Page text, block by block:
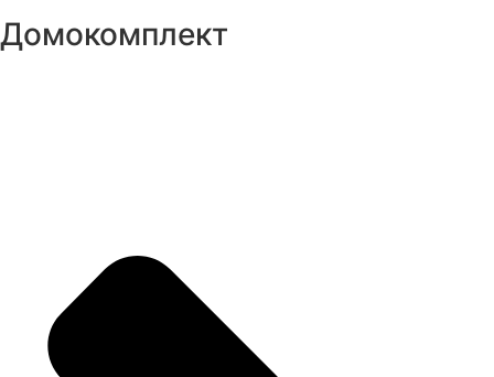
Домокомплект